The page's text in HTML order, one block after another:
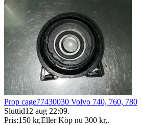
Prop cage77430030 Volvo 740, 760, 780
Sluttid12 aug 22:09.
Pris:150 kr,Eller Köp nu 300 kr,.